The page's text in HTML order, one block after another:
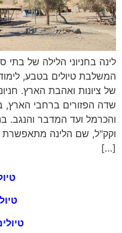
לינה בחניוני הלילה של בתי
המשלבת טיולים בטבע,
של ציונות ואהבת הארץ.
שדה הפזורים ברחבי הארץ,
והכרמל ועד המדבר והנגב.
וקק"ל, שם הלינה מתאפשרת
[…]